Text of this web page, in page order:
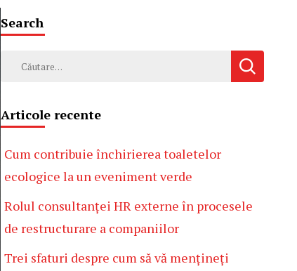
Search
Caută
Articole recente
Cum contribuie închirierea toaletelor
ecologice la un eveniment verde
Rolul consultanței HR externe în procesele
de restructurare a companiilor
Trei sfaturi despre cum să vă mențineți